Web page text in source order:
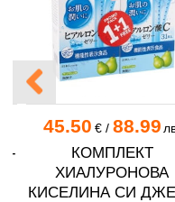
-
45.50 €/ 88.99
КОМПЛЕКТ
ХИАЛУРОНОВА
КИСЕЛИНА СИ